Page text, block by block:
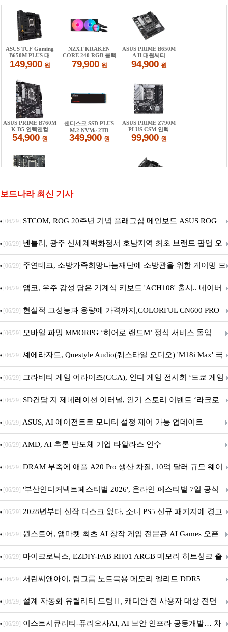
보드나라 최신 기사
[06/29] STCOM, ROG 20주년 기념 플래그십 메인보드 ASUS ROG
Crosshair X870E EDITION 20 국내 출시 예정
[06/29] 벤틀리, 광주 신세계백화점서 호남지역 최초 브랜드 팝업 오
픈
[06/29] 주연테크, 소방가족희망나눔재단에 소방관을 위한 게이밍 모
니터·스마트 펫 침대 기부
[06/29] 앱코, 우주 감성 담은 기계식 키보드 'ACH108' 출시.. 네이버
브랜드데이 기획전 진행
[06/29] 현실적 고성능과 용량에 가격까지,COLORFUL CN600 PRO
M.2 NVMe 디앤디컴 1TB
[06/29] 모바일 파밍 MMORPG ‘히어로 랜드M’ 정식 서비스 돌입
[06/29] 셰에라자드, Questyle Audio(퀘스타일 오디오) 'M18i Max' 국
내 정식 출시
[06/29] 그라비티 게임 어라이즈(GGA), 인디 게임 전시회 ‘도쿄 게임
던전 13’ 참가!
[06/29] SD건담 지 제네레이션 이터널, 인기 스토리 이벤트 ‘라크로
아의 용사’ 재개최 및 풍성한 기념 이벤트 실시!
[06/29] ASUS, AI 에이전트로 모니터 설정 제어 가능 업데이트
[06/29] AMD, AI 추론 반도체 기업 타알라스 인수
[06/29] DRAM 부족에 애플 A20 Pro 생산 차질, 10억 달러 규모 웨이
퍼 대기
[06/29] '부산인디커넥트페스티벌 2026', 온라인 페스티벌 7일 공식
개막... 22일간 진행
[06/29] 2028년부터 신작 디스크 없다, 소니 PS5 신규 패키지에 경고
문 추가
[06/29] 원스토어, 앱마켓 최초 AI 창작 게임 전문관 AI Games 오픈
[06/29] 마이크로닉스, EZDIY-FAB RH01 ARGB 메모리 히트싱크 출
시
[06/29] 서린씨앤아이, 팀그룹 노트북용 메모리 엘리트 DDR5
5600MHz 16GB 출시
[06/29] 설계 자동화 유틸리티 드림Ⅱ, 캐디안 전 사용자 대상 전면
무상 배포
[06/29] 이스트시큐리티-퓨리오사AI, AI 보안 인프라 공동개발… 차